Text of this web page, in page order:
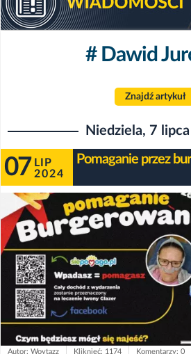
# Dawid
Znajdź artykuł
Niedziela, 7
07 LIP
2024
Pomaganie przez
Autor: Woytazz Kliknięć: 1174 Komentarzy: 0